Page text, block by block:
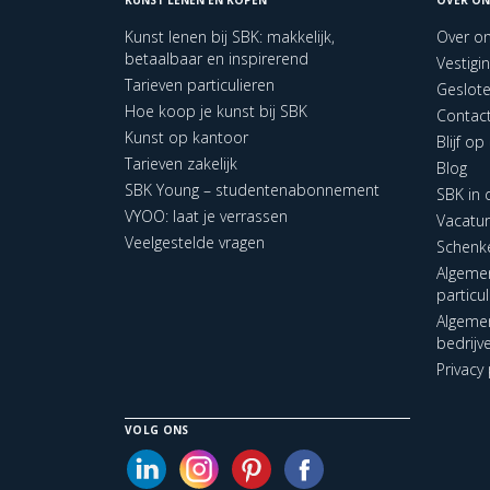
Kunst lenen bij SBK: makkelijk,
betaalbaar en inspirerend
Tarieven particulieren
Hoe koop je kunst bij SBK
Kunst op kantoor
Tarieven zakelijk
SBK Young – studentenabonnement
VYOO: laat je verrassen
Veelgestelde vragen
Over
Blijf op
Blog
SBK in
VOLG ONS